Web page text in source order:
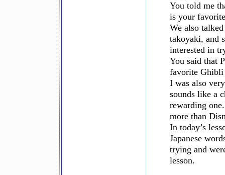
You told me
is your
We also
takoyaki, and
interested in
You said that
favorite Ghibli
I was also
sounds like a
rewarding
more than
In today’s
Japanese
trying and
lesson.